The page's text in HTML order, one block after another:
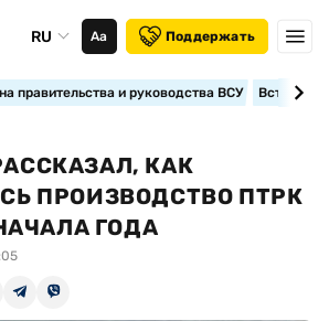
RU Аа Поддержать
правительства и руководства ВСУ
КАК
ПРОИЗВОДСТВО ПТРК
ГОДА